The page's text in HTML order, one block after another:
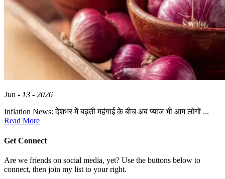
Jun - 13 - 2026
Inflation News: देशभर में बढ़ती महंगाई के बीच अब प्याज भी आम लोगों ...
Read More
Get Connect
Are we friends on social media, yet? Use the buttons below to
connect, then join my list to your right.